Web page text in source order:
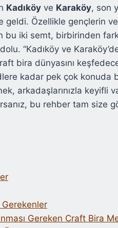
Kadıköy ve Karaköy, son
geldi. Özellikle gençlerin
bu iki semt, birbirinden
“Kadıköy ve
bira dünyasını
kadar pek çok konuda
arkadaşlarınızla keyifli
bu rehber tam size
Gerekenler
Gereken Craft Bira